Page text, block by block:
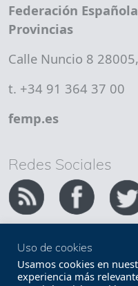
Federación
Provincias
Calle Nuncio 8
t. +34 91 364 37 00
femp.es
Redes Sociales
Copyright
Uso de cookies
Usamos cookies en
experiencia más